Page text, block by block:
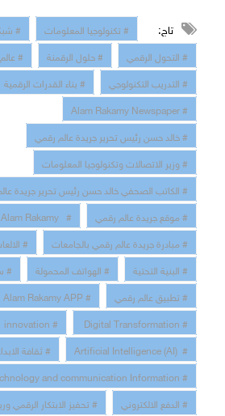
تاج: # تكنولوجيا المعلومات
#
# التحول الرقمي
# حلول الرقمنة
#
# التدريب التكنولوجي
# بناء القدرات الرقمية
# Alam Rakamy Newspaper
# خالد حسن رئيس تحرير جريدة عالم رقمي
# وزير الاتصالات وتكنولوجيا المعلومات
# الكاتب الصحفي خالد حسن رئيس تحرير جريدة
# موقع جريدة عالم رقمي
# Alam Rakamy
# مبادرة جريدة عالم رقمي بالجامعات
#
# البنية التحتية
# الهواتف المحمولة
#
# تطبيق عالم رقمي
# Alam Rakamy APP
# Digital Transformation
# innovation
# Artificial Intelligence (AI)
# ثقافة
# technology and communication Information
# الدفع الالكتروني
# تحفيز الابتكار الرقمي